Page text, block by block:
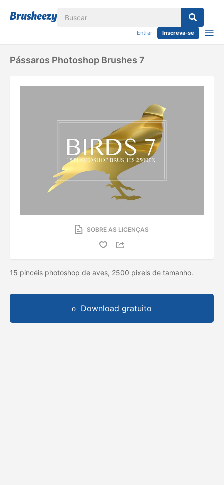
Entrar Inscreva-se
Pássaros Photoshop Brushes 7
SOBRE AS LICENÇAS
15 pincéis photoshop de aves, 2500 pixels de tamanho.
Download gratuito